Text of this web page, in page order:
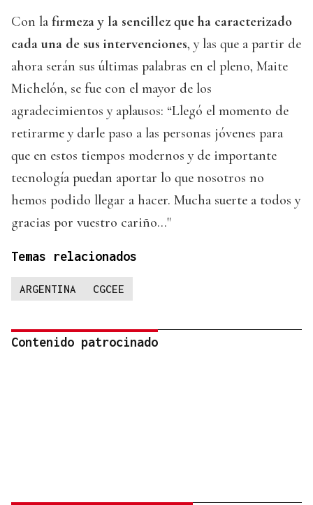
Con la firmeza y la sencillez que ha caracterizado
cada una de sus intervenciones, y las que a partir de
ahora serán sus últimas palabras en el pleno, Maite
Michelón, se fue con el mayor de los
agradecimientos y aplausos: “Llegó el momento de
retirarme y darle paso a las personas jóvenes para
que en estos tiempos modernos y de importante
tecnología puedan aportar lo que nosotros no
hemos podido llegar a hacer. Mucha suerte a todos y
gracias por vuestro cariño..."
Temas relacionados
ARGENTINA CGCEE
Contenido patrocinado